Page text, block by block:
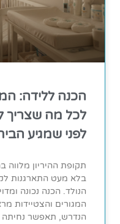
הכנה ללידה:
לכל מה שצריך
לפני שמגיע
תקופת ההיריון
בלא מעט התארגנות
הנולד. הכנה נכונה
המגורים והצטיידות
הנדרש, תאפשר נחיתה